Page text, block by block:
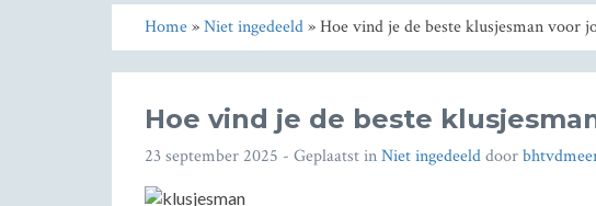
Home»Niet ingedeeld» Hoe vind je de beste klusjesman voor
Hoe vind je de beste
23 september 2025 - Geplaatst inNiet ingedeelddoor